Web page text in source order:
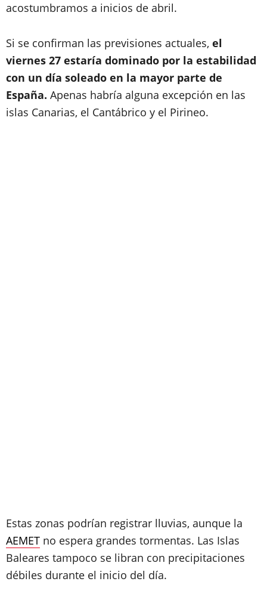
acostumbramos a inicios de abril.
Si se confirman las previsiones actuales, el
viernes 27 estaría dominado por la estabilidad
con un día soleado en la mayor parte de
España. Apenas habría alguna excepción en las
islas Canarias, el Cantábrico y el Pirineo.
Estas zonas podrían registrar lluvias, aunque la
AEMET no espera grandes tormentas. Las Islas
Baleares tampoco se libran con precipitaciones
débiles durante el inicio del día.